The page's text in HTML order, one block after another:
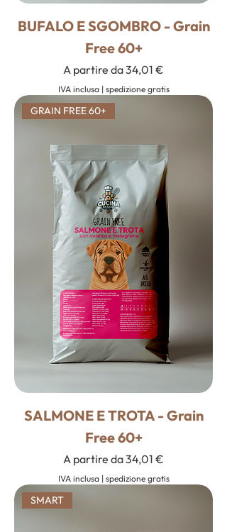
BUFALO E SGOMBRO - Grain
Free 60+
A partire da34,01 €
Prezzo scontato
IVA inclusa| spedizione gratis
GRAIN FREE 60+
SALMONE E TROTA - Grain
Free 60+
A partire da34,01 €
Prezzo scontato
IVA inclusa| spedizione gratis
SMART